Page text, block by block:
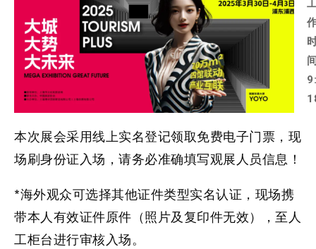
本次展会采用线上实名登记领取免费电子门票，现
场刷身份证入场，请务必准确填写观展人员信息！
*海外观众可选择其他证件类型实名认证，现场携
带本人有效证件原件（照片及复印件无效），至人
工柜台进行审核入场。